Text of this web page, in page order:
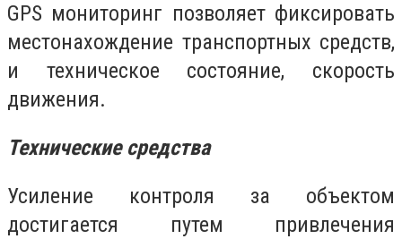
GPS мониторинг позволяет фиксировать
местонахождение транспортных средств,
и техническое состояние, скорость
движения.
Технические средства
Усиление контроля за объектом
достигается путем привлечения